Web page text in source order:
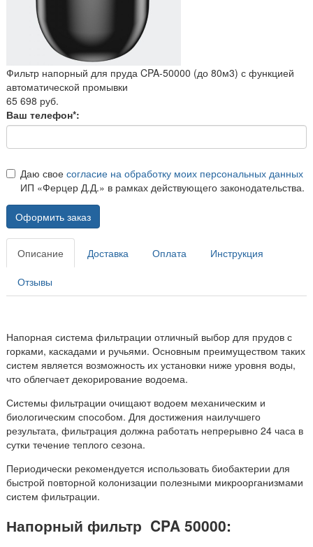
Фильтр напорный для пруда CPA-50000 (до 80м3) с функцией
автоматической промывки
65 698 руб.
Ваш телефон*:
Даю свое согласие на обработку моих персональных данных
ИП «Ферцер Д.Д.» в рамках действующего законодательства.
Оформить заказ
Описание Доставка Оплата Инструкция
Отзывы
Напорная система фильтрации отличный выбор для прудов с
горками, каскадами и ручьями. Основным преимуществом таких
систем является возможность их установки ниже уровня воды,
что облегчает декорирование водоема.
Системы фильтрации очищают водоем механическим и
биологическим способом. Для достижения наилучшего
результата, фильтрация должна работать непрерывно 24 часа в
сутки течение теплого сезона.
Периодически рекомендуется использовать биобактерии для
быстрой повторной колонизации полезными микроорганизмами
систем фильтрации.
Напорный фильтр CPA 50000: